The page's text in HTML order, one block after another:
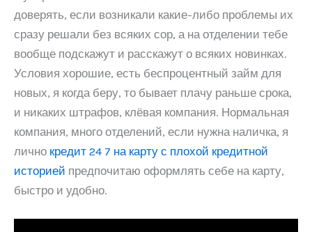
доверять, если возникали какие-либо проблемы их
сразу решали без всяких сор, а на отделении тебе
вообще подскажут и расскажут о всяких новинках.
Условия хорошие, есть беспроцентный займ для
новых, я когда беру, то бывает плачу раньше срока,
и никаких штрафов, клёвая компания. Нормальная
компания, много отделений, если нужна наличка, я
лично кредит 24 7 на карту с плохой кредитной
историей предпочитаю оформлять себе на карту,
быстро и удобно.